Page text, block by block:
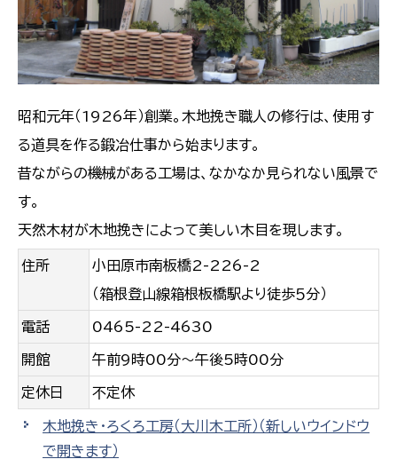
昭和元年（1926年）創業。木地挽き職人の修行は、使用す
る道具を作る鍛冶仕事から始まります。
昔ながらの機械がある工場は、なかなか見られない風景で
す。
天然木材が木地挽きによって美しい木目を現します。
住所
小田原市南板橋2-226-2
（ 箱根登山線箱根板橋駅より徒歩５分）
電話 0465-22-4630
開館 午前9時00分〜午後5時00分
定休日 不定休
木地挽き・ろくろ工房（大川木工所） （新しいウインドウ
で開きます）